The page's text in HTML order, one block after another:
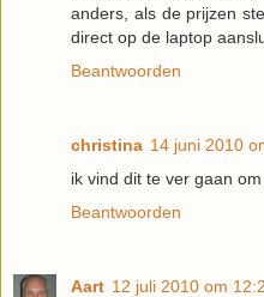
anders, als de prijzen
direct op de laptop
Beantwoorden
christina 14 juni 2010
ik vind dit te ver gaan
Beantwoorden
Aart 12 juli 2010 om